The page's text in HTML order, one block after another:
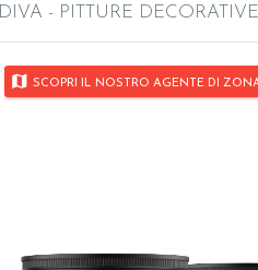
DIVA - PITTURE
map SCOPRI IL NOSTRO AGENTE DI